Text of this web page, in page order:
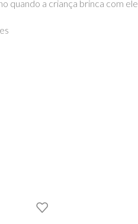
quando a criança brinca com